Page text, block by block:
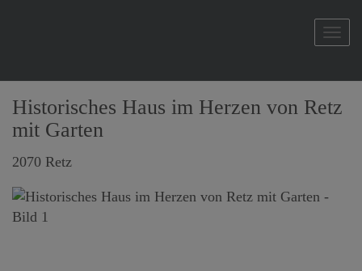
Historisches Haus im Herzen von Retz
mit Garten
2070 Retz